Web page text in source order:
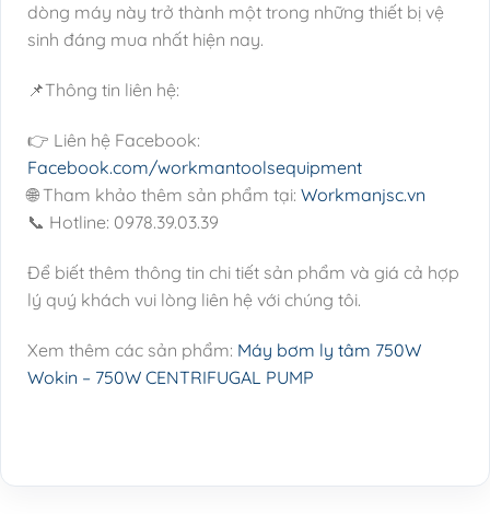
dòng máy này trở thành một trong những thiết bị vệ
sinh đáng mua nhất hiện nay.
📌Thông tin liên hệ:
👉 Liên hệ Facebook:
Facebook.com/workmantoolsequipment
🌐 Tham khảo thêm sản phẩm tại: Workmanjsc.vn
📞 Hotline: 0978.39.03.39
Để biết thêm thông tin chi tiết sản phẩm và giá cả hợp
lý quý khách vui lòng liên hệ với chúng tôi.
Xem thêm các sản phẩm: Máy bơm ly tâm 750W
Wokin – 750W CENTRIFUGAL PUMP